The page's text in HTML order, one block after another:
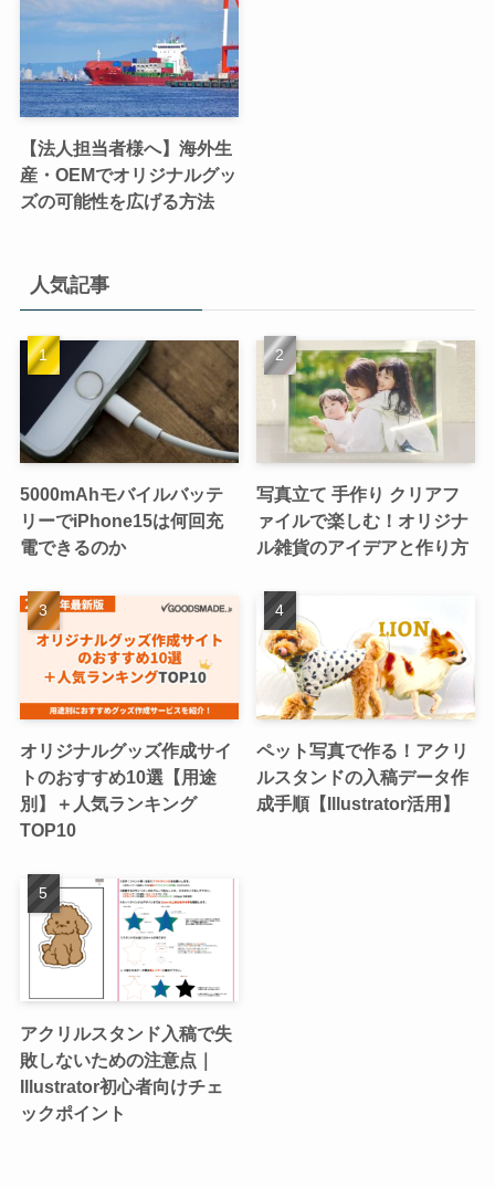
【法人担当者様へ】海外生
産・OEMでオリジナルグッ
ズの可能性を広げる方法
人気記事
5000mAhモバイルバッテ
リーでiPhone15は何回充
電できるのか
写真立て 手作り クリアフ
ァイルで楽しむ！オリジナ
ル雑貨のアイデアと作り方
オリジナルグッズ作成サイ
トのおすすめ10選【用途
別】＋人気ランキング
TOP10
ペット写真で作る！アクリ
ルスタンドの入稿データ作
成手順【Illustrator活用】
アクリルスタンド入稿で失
敗しないための注意点｜
Illustrator初心者向けチェ
ックポイント